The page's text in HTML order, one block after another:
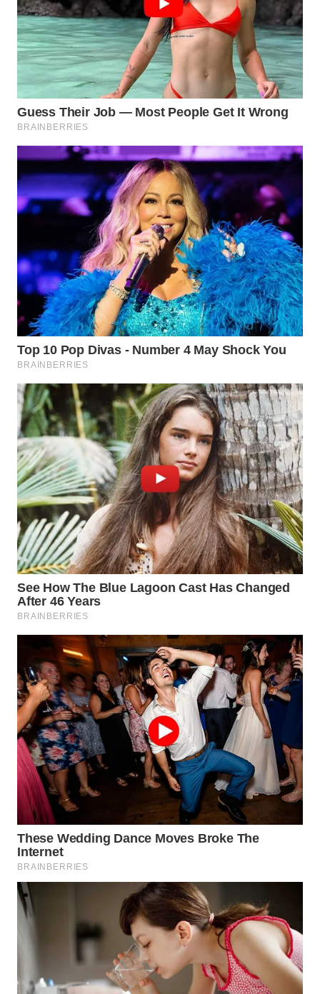
WN
CIREBON
WN
INDRAMAYU
WN
KUNINGAN
WN
MAJALENGKA
WN
WN
SUKABUMI
WN
PURWAKARTA
PRIANGAN
TIMUR
WN
SEMARANG
WN
WN
BOROBUDUR
WN
MADURA
WN
SURABAYA
WN
NATUNA
WN
BINTAN
WN
WN
LIKUPANG
BORNEO